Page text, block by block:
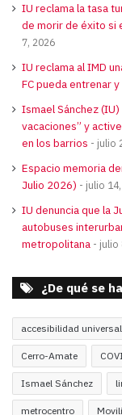
IU reclama la tasa
de morir de éxito si
7, 2026
IU reclama al IMD
FC pueda entrenar
Ismael Sánchez
vacaciones” y
en los barrios
julio
Espacio memoria
Julio 2026)
julio
IU denuncia que la
autobuses
metropolitana
julio
¿De qué se
accesibilidad universal
Cerro-Amate
Ismael Sánchez
metrocentro